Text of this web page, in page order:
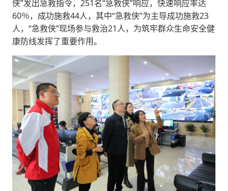
侠”发出急救指令，251名“急救侠”响应，快速响应率达
60％，成功施救44人，其中“急救侠”为主导成功施救23
人，“急救侠”现场参与救治21人，为筑牢群众生命安全健
康防线发挥了重要作用。